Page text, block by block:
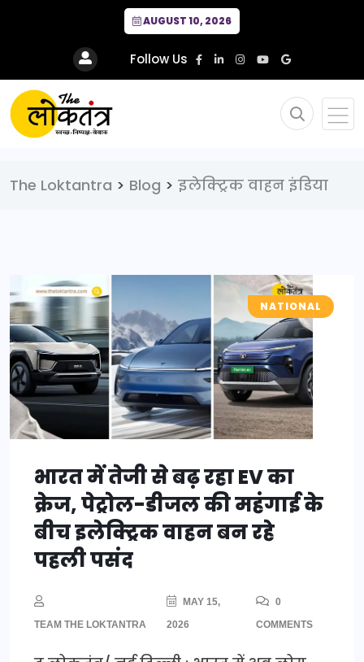
AUGUST 10, 2026
Follow Us
The Loktantra > Blog > इलेक्ट्रिक वाहन इंडिया
NATIONAL
भारत में तेजी से बढ़ रहा EV का
क्रेज, पेट्रोल-डीजल की महंगाई के
बीच इलेक्ट्रिक वाहन बन रहे
पहली पसंद
TEAM THE LOKTANTRA
MAY 15,
2026
0
COMMENTS